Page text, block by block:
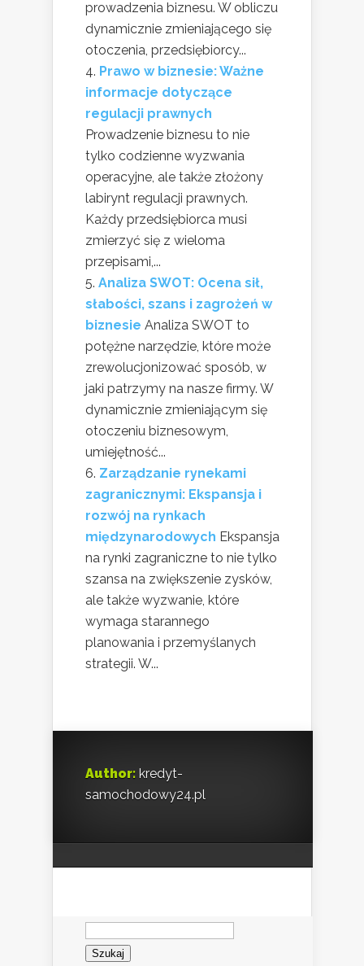
prowadzenia biznesu. W obliczu
dynamicznie zmieniającego się
otoczenia, przedsiębiorcy...
Prawo w biznesie: Ważne
informacje dotyczące
regulacji prawnych
Prowadzenie biznesu to nie
tylko codzienne wyzwania
operacyjne, ale także złożony
labirynt regulacji prawnych.
Każdy przedsiębiorca musi
zmierzyć się z wieloma
przepisami,...
Analiza SWOT: Ocena sił,
słabości, szans i zagrożeń w
biznesie Analiza SWOT to
potężne narzędzie, które może
zrewolucjonizować sposób, w
jaki patrzymy na nasze firmy. W
dynamicznie zmieniającym się
otoczeniu biznesowym,
umiejętność...
Zarządzanie rynekami
zagranicznymi: Ekspansja i
rozwój na rynkach
międzynarodowych Ekspansja
na rynki zagraniczne to nie tylko
szansa na zwiększenie zysków,
ale także wyzwanie, które
wymaga starannego
planowania i przemyślanych
strategii. W...
Author: kredyt-
samochodowy24.pl
Szukaj: